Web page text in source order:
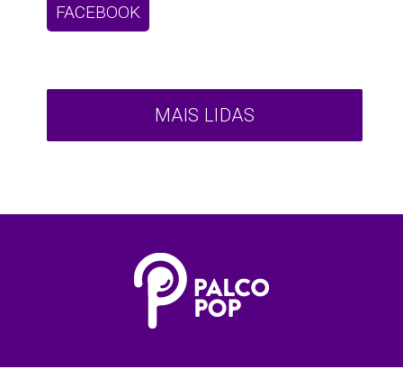
FACEBOOK
MAIS LIDAS